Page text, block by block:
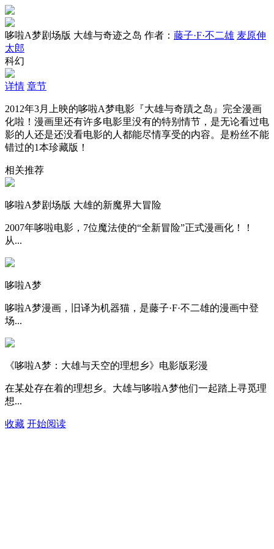
哆啦A梦剧场版 大雄与奇迹之岛 作者： 藤子·F·不二雄 麦原伸
太郎
科幻
详情 章节
2012年3月上映的哆啦A梦电影『大雄与奇蹟之岛』完全漫画
化啦！漫画里还有许多电影里没有的特别情节，是无论看过电
影的人还是还没看电影的人都能尽情享受的内容。是粉丝不能
错过的1本珍藏版！
相关推荐
哆啦A梦剧场版 大雄的新魔界大冒险
2007年哆啦电影，7位魔法使的“全新冒险”正式漫画化！！
从...
哆啦A梦
哆啦A梦漫画，旧译为机器猫，是藤子·F·不二雄的漫画中登
场...
《哆啦A梦：大雄与天空的理想乡》电影版彩漫
在某处存在着的理想乡。大雄与哆啦A梦他们一起踏上寻觅理
想...
收藏 开始阅读